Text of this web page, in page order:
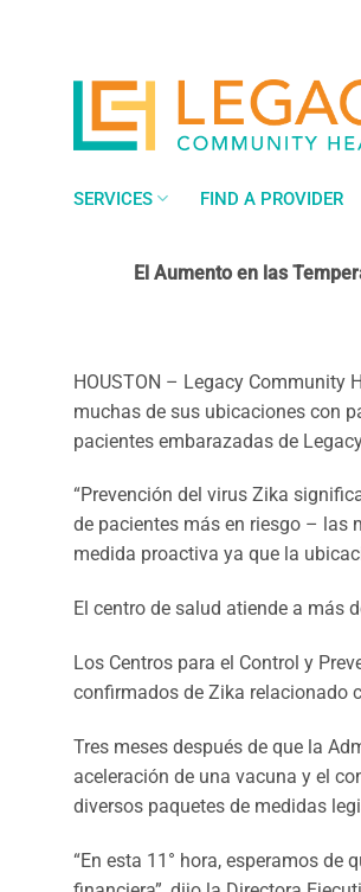
SERVICES FIND A PROVIDER
El Aumento en las
HOUSTON – Legacy Community
muchas de sus ubicaciones con
pacientes embarazadas de
“Prevención del virus Zika
de pacientes más en riesgo – las
medida proactiva ya que la
El centro de salud atiende a más
Los Centros para el Control y
confirmados de Zika relacionado
Tres meses después de que la
aceleración de una vacuna y el
diversos paquetes de medidas
“En esta 11° hora, esperamos